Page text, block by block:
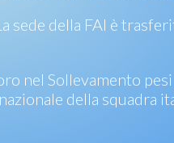
sede della FAI è
nel Sollevamento
della squadra